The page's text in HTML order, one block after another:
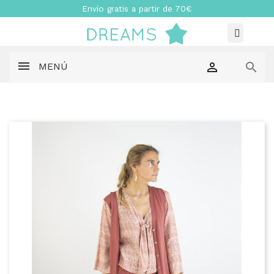
Envío gratis a partir de 70€
MENÚ  